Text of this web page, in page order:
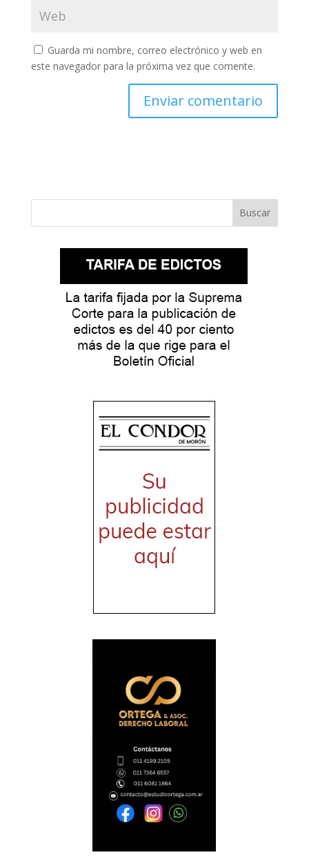
Guarda mi nombre, correo electrónico y web en
este navegador para la próxima vez que comente.
Buscar